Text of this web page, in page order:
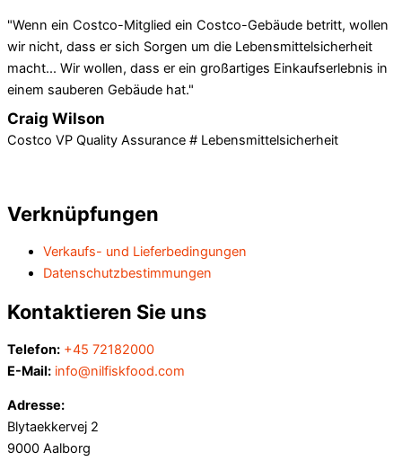
"Wenn ein Costco-Mitglied ein Costco-Gebäude betritt, wollen
wir nicht, dass er sich Sorgen um die Lebensmittelsicherheit
macht... Wir wollen, dass er ein großartiges Einkaufserlebnis in
einem sauberen Gebäude hat."
Craig Wilson
Costco VP Quality Assurance # Lebensmittelsicherheit
Verknüpfungen
Verkaufs- und Lieferbedingungen
Datenschutzbestimmungen
Kontaktieren Sie uns
Telefon: +45 72182000
E-Mail: info@nilfiskfood.com
Adresse:
Blytaekkervej 2
9000 Aalborg